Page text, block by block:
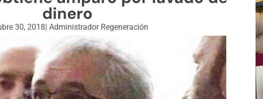
dinero
30, 2018 Administrador Regeneración